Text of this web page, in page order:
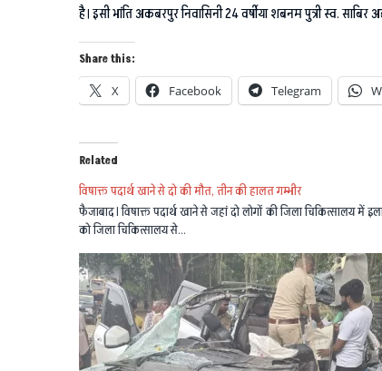
है। इसी भांति अकबरपुर निवासिनी 24 वर्षीया शबनम पुत्री स्व. साबिर
Share this:
X Facebook Telegram
Related
विषाक्त पदार्थ खाने से दो की मौत, तीन की हालत गम्भीर
फैजाबाद। विषाक्त पदार्थ खाने से जहां दो लोगों की जिला चिकित्सालय में
को जिला चिकित्सालय से…